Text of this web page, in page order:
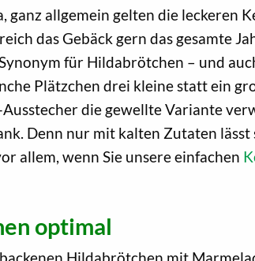
allgemein gelten die leckeren
das Gebäck gern das gesamte
für Hildabrötchen – und
Plätzchen drei kleine statt ein
die gewellte Variante
Denn nur mit kalten Zutaten lässt
allem, wenn Sie unsere einfachen
optimal
Hildabrötchen mit